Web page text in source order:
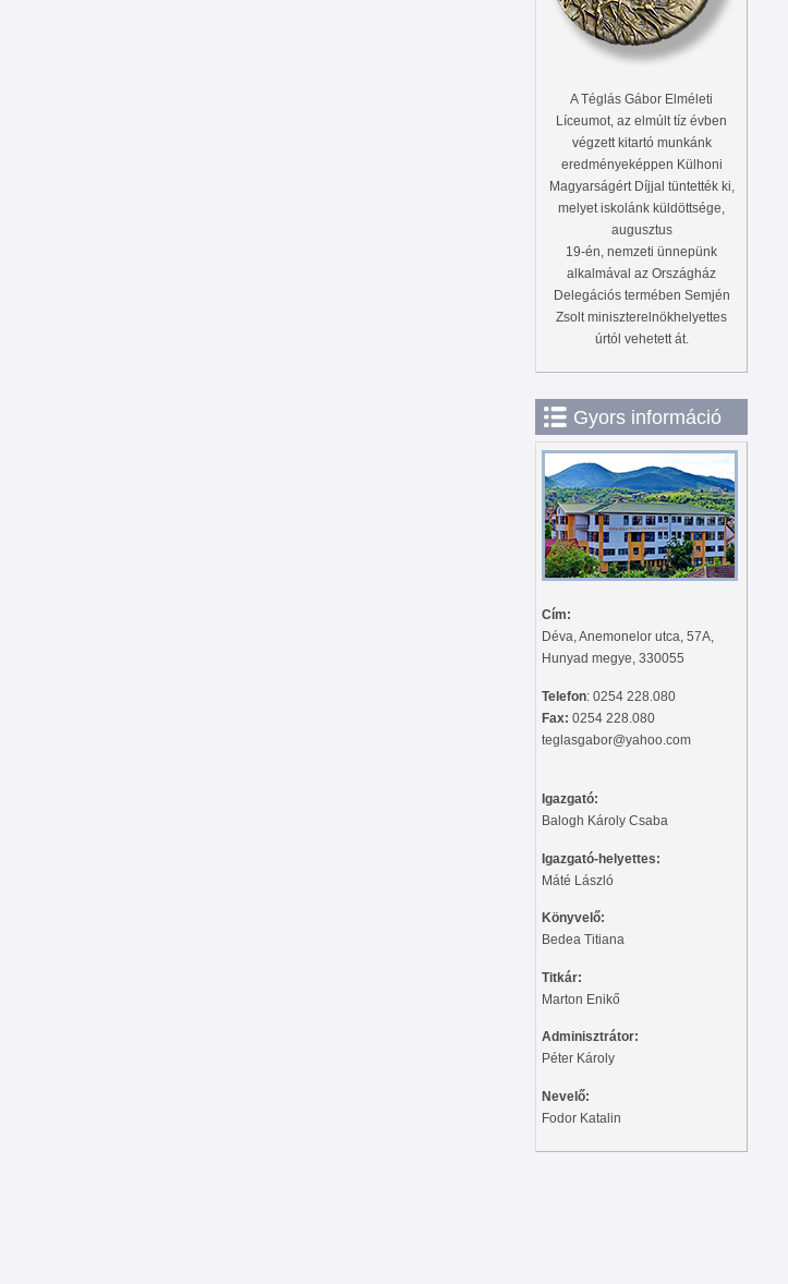
A Téglás Gábor Elméleti
Líceumot, az elmúlt tíz évben
végzett kitartó munkánk
eredményeképpen Külhoni
Magyarságért Díjjal tüntették ki,
melyet iskolánk küldöttsége,
augusztus
19-én, nemzeti ünnepünk
alkalmával az Országház
Delegációs termében Semjén
Zsolt miniszterelnökhelyettes
úrtól vehetett át.
Gyors információ
Cím:
Déva, Anemonelor utca, 57A,
Hunyad megye, 330055
Telefon: 0254 228.080
Fax: 0254 228.080
teglasgabor@yahoo.com
Igazgató:
Balogh Károly Csaba
Igazgató-helyettes:
Máté László
Könyvelő:
Bedea Titiana
Titkár:
Marton Enikő
Adminisztrátor:
Péter Károly
Nevelő:
Fodor Katalin